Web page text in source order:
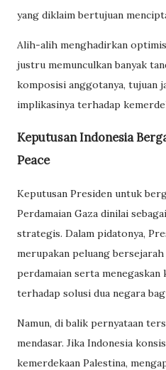
yang diklaim bertujuan
Alih-alih menghadirkan
justru memunculkan banyak
komposisi anggotanya, tujuan
implikasinya terhadap
Keputusan Indonesia
Peace
Keputusan Presiden untuk
Perdamaian Gaza dinilai
strategis. Dalam pidatonya,
merupakan peluang
perdamaian serta
terhadap solusi dua negara
Namun, di balik pernyataan
mendasar. Jika Indonesia
kemerdekaan Palestina,